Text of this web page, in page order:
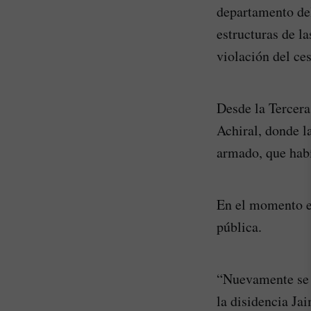
departamento
estructuras de
violación del
Desde la
Achiral, donde
armado, que
En el momento
pública.
“Nuevamente
la disidencia